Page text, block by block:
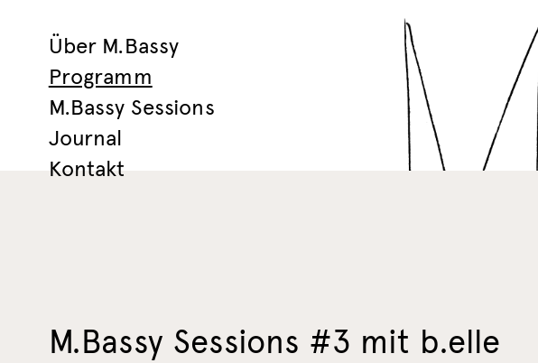
Über M.Bassy
Programm
M.Bassy Sessions
Journal
Kontakt
M.Bassy Sessions #3 mit b.elle